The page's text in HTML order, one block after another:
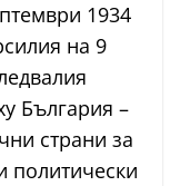
1934
на 9
България –
страни за
политически